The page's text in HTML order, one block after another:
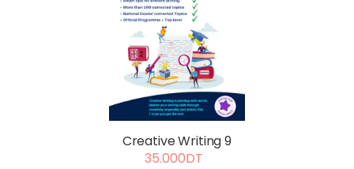
Creative Writing 9
35.000DT